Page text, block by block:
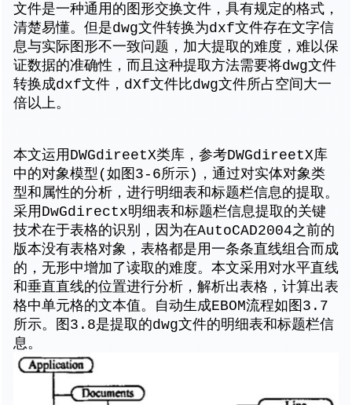
文件是一种通用的图形交换文件，具有规定的格式，
清楚易懂。但是dwg文件转换为dxf文件存在文字信
息与实际图形不一致问题，加大提取的难度，难以保
证数据的准确性，而且这种提取方法需要将dwg文件
转换成dxf文件，dXf文件比dwg文件所占空间大一
倍以上。
本文运用DWGdireetX类库，参考DWGdireetX库
中的对象模型(如图3-6所示)，通过对实体对象类
型和属性的分析，进行明细表和标题栏信息的提取。
采用DwGdirectx明细表和标题栏信息提取的关键
技术在于表格的识别，因为在AutoCAD2004之前的
版本没有表格对象，表格都是用一条条直线组合而成
的，无形中增加了读取的难度。本文采用对水平直线
和垂直直线的位置进行分析，解析出表格，计算出表
格中单元格的文本值。自动生成EBOM流程如图3.7
所示。图3.8是提取的dwg文件的明细表和标题栏信
息。